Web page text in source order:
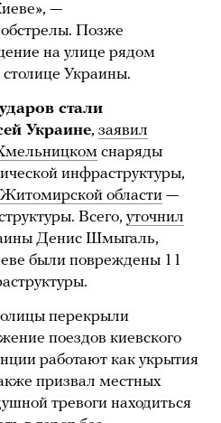
—
Позже
на улице рядом
Украины.
стали
Украине, заявил
снаряды
инфраструктуры,
Житомирской области —
Всего, уточнил
Денис Шмыгаль,
были повреждены 11
перекрыли
поездов киевского
работают как укрытия
призвал местных
тревоги находиться